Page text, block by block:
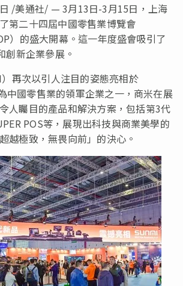
/美通社/ — 3月13日-3月15日，上海
第二十四屆中國零售業博覽會
）的盛大開幕。這一年度盛會吸引了
創新企業參展。
再次以引人注目的姿態亮相於
中國零售業的領軍企業之一，商米在展
人矚目的產品和解決方案，包括第3代
POS等，展現出科技與商業美學的
越極致，無畏向前」的決心。